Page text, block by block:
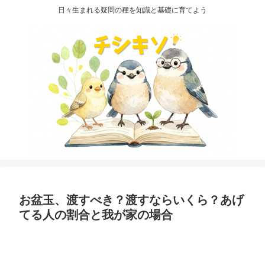
日々生まれる疑問の種を知識と基礎に育てよう
お盆玉、渡すべき？渡すならいくら？あげ
てる人の割合と我が家の場合